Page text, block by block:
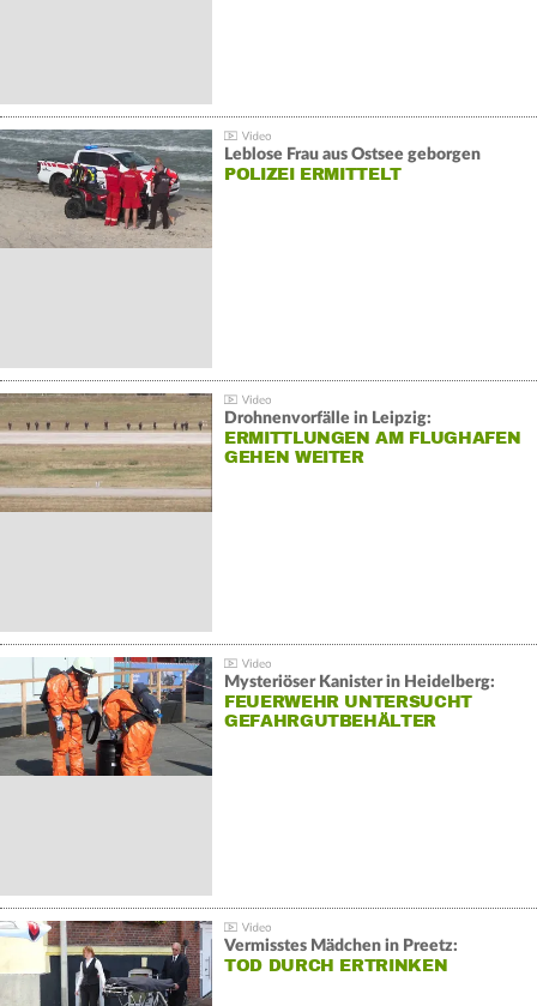
Leblose Frau aus Ostsee geborgen
POLIZEI ERMITTELT
Drohnenvorfälle in Leipzig:
ERMITTLUNGEN AM FLUGHAFEN
GEHEN WEITER
Mysteriöser Kanister in Heidelberg:
FEUERWEHR UNTERSUCHT
GEFAHRGUTBEHÄLTER
Vermisstes Mädchen in Preetz:
TOD DURCH ERTRINKEN